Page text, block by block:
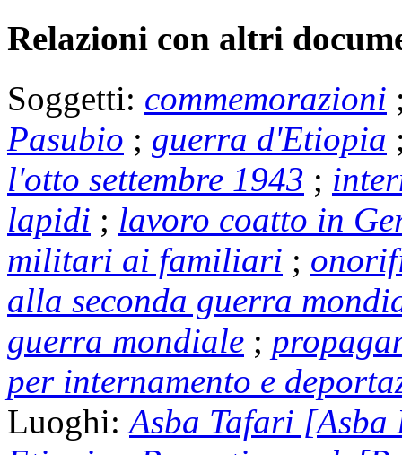
Relazioni con altri
Soggetti: commemorazioni
Pasubio ; guerra d'Etiopia
l'otto settembre 1943 ;
lapidi ; lavoro coatto in
militari ai familiari ;
alla seconda guerra
guerra mondiale ;
per internamento e
Luoghi: Asba Tafari